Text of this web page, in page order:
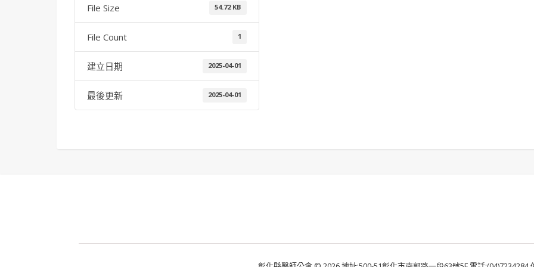
File Size 54.72 KB
File Count 1
建立日期 2025-04-01
最後更新 2025-04-01